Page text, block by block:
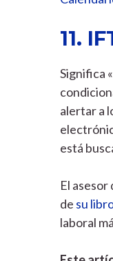
11.
Significa
alertar a
está
El
de su
laboral